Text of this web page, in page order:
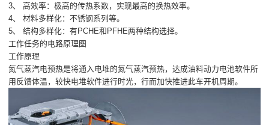
3、 高效率：极高的传热系数，实现最高的换热效率。
4、 材料多样化：不锈钢系列等。
5、 结构多样化：有PCHE和PFHE两种结构选择。
工作任务的电路原理图
工作原理
氮气蒸汽电预热是将通入电堆的氮气蒸汽预热，达成油料动力电池软件所
用反馈体温，较快电堆软件进行时光，行而加快推进此车开机周期。